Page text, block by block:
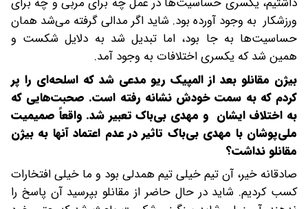
ورزشکار به وجود آورده بود. شاید اگر مدالی گرفته می‌شد همان
حساسیت‌ها به جا بود، اما تبدیل شد به دلایل شکست و
همین شد که یکسری اختلافات به وجود آمد.
بیژن مقانلو بعد از المپیک ریو مدعی شد که اسلحه‌ای را پر
کردم که به سمت خودش نشانه رفته است. صحبت‌هایی که
به اختلاف ایشان و مهدی بی‌باک تعبیر شد. واقعاً صمیمیت
ملی‌پوشان با مهدی بی‌باک تاثیر در عدم اعتماد آنها به بیژن
مقانلو نداشت؟
صادقانه خیر، آن تیم خیلی تیم همدلی بود و ما خیلی افتخارات
کسب کردیم. شاید در حال حاضر از مقانلو بپرسید آن پاسخ را